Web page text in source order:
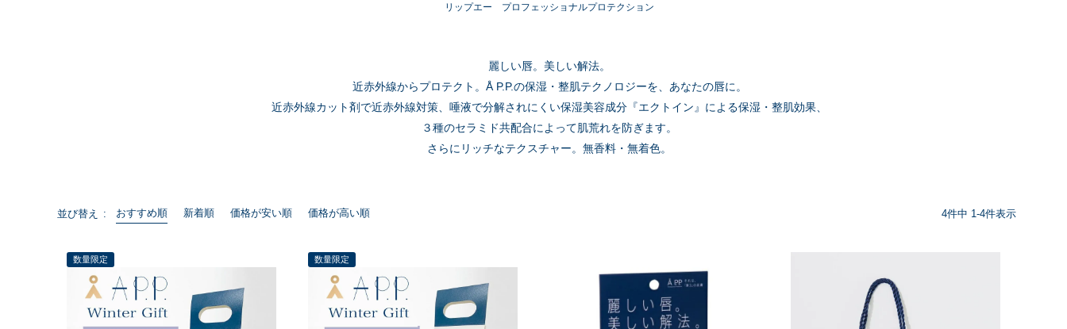
リップエー プロフェッショナルプロテクション
麗しい唇。美しい解法。
近赤外線からプロテクト。Å P.P.の保湿・整肌テクノロジーを、あなたの唇に。
近赤外線カット剤で近赤外線対策、唾液で分解されにくい保湿美容成分『エクトイン』による保湿・整肌効果、
３種のセラミド共配合によって肌荒れを防ぎます。
さらにリッチなテクスチャー。無香料・無着色。
並び替え おすすめ順 新着順 価格が安い順 価格が高い順 4件中 1-4件表示
数量限定 数量限定